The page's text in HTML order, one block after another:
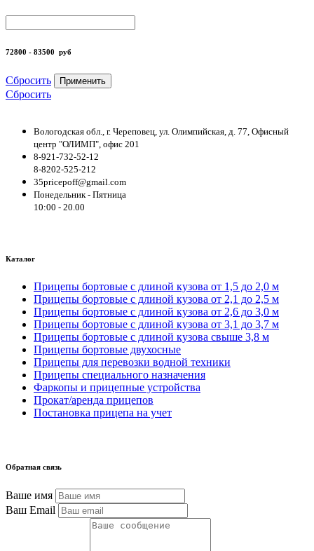
72800 - 83500 руб
Сбросить Применить
Сбросить
Вологодская обл., г. Череповец, ул. Олимпийская, д. 77, Офисный
центр "ОЛИМП", офис 201
8-921-732-52-12
8-8202-525-212
35pricepoff@gmail.com
Понедельник - Пятница
10:00 - 20.00
Каталог
Прицепы бортовые с длиной кузова от 1,5 до 2,0 м
Прицепы бортовые с длиной кузова от 2,1 до 2,5 м
Прицепы бортовые с длиной кузова от 2,6 до 3,0 м
Прицепы бортовые с длиной кузова от 3,1 до 3,7 м
Прицепы бортовые с длиной кузова свыше 3,8 м
Прицепы бортовые двухосные
Прицепы для перевозки водной техники
Прицепы специального назначения
Фаркопы и прицепные устройства
Прокат/аренда прицепов
Постановка прицепа на учет
Обратная связь
Ваше имя
Ваш Email